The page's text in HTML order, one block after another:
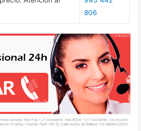
806